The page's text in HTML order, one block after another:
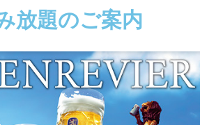
放題のご案内